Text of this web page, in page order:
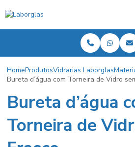
HomeProdutosVidrarias Laborglas
Bureta d’água com Torneira de Vidro
Bureta d’água
Torneira de